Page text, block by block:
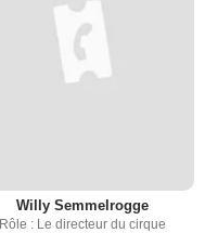
Willy Semmelrogge
Rôle : Le directeur du cirque